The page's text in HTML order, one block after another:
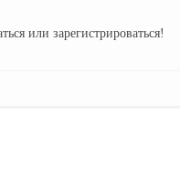
или зарегистрироваться!